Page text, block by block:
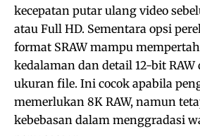
kecepatan putar ulang video
atau Full HD. Sementara opsi
format SRAW mampu
kedalaman dan detail 12-bit RAW
ukuran file. Ini cocok apabila
memerlukan 8K RAW, namun
kebebasan dalam menggradasi